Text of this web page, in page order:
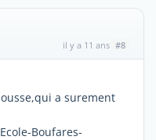
il y a 11 ans #8
a surement
Boufares-